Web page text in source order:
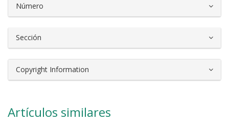
Número
Sección
Copyright Information
Artículos similares